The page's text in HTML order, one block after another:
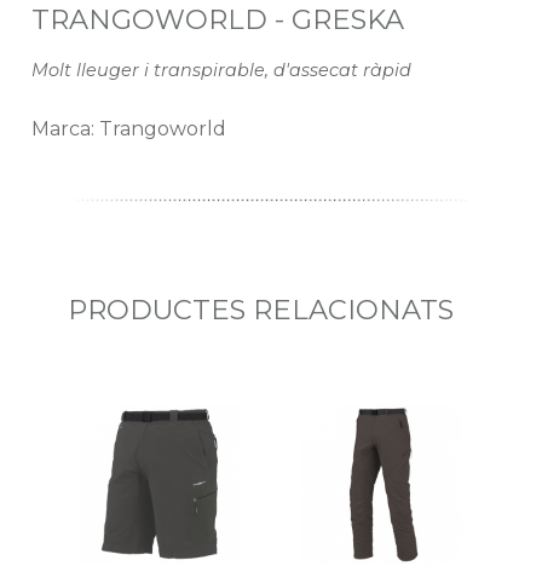
TRANGOWORLD - GRESKA
Marca: Trangoworld
Molt lleuger i transpirable, d'assecat ràpid
PRODUCTES RELACIONATS